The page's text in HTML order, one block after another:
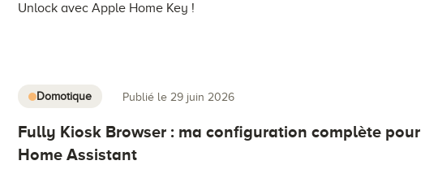
Unlock avec Apple Home Key !
Domotique Publié le 29 juin 2026
Fully Kiosk Browser : ma configuration complète pour
Home Assistant